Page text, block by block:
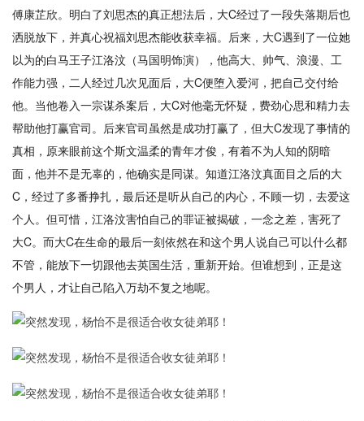
傅康芷欣。明白了刘思杰的真正想法后，大C经过了一段失落期后也
洒脱放下，并真心祝福刘思杰能收获幸福。后来，大C遇到了一位她
以为的白马王子江洛汶（马国明饰演），他高大、帅气、浪漫、工
作能力强，二人经过几次见面后，大C便堕入爱河，把自己交付给
他。当他卷入一宗谋杀案后，大C对他毫无怀疑，费劲心思和精力去
帮助他打赢官司。后来官司虽然是成功打赢了，但大C发现了事情的
真相，原来眼前这个斯文温柔的青年才俊，有着不为人知的阴暗
面，他并不是无辜的，他确实是同谋。知道江洛汶真面目之后的大
C，经过了多番挣扎，最后还是听从自己的内心，不顾一切，去爱这
个人。但可惜，江洛汶害怕自己的罪证被揭破，一念之差，害死了
大C。而大C在生命的最后一刻依然在和这个男人说自己可以什么都
不管，能放下一切跟他去英国生活，重新开始。但谁想到，正是这
个男人，才让自己陷入万劫不复之地呢。